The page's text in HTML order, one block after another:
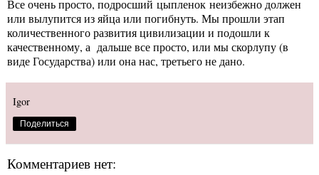
Все очень просто, подросший цыпленок неизбежно должен
или вылупится из яйца или погибнуть. Мы прошли этап
количественного развития цивилизации и подошли к
качественному, а дальше все просто, или мы скорлупу (в
виде Государства) или она нас, третьего не дано.
Igor
Поделиться
Комментариев нет: